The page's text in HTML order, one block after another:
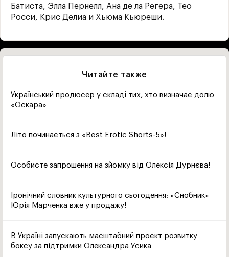
Батиста, Элла Пернелл, Ана де ла Регера, Тео
Росси, Крис Делиа и Хьюма Кьюреши.
Читайте также
Український продюсер у складі тих, хто визначає долю
«Оскара»
Літо починається з «Best Erotic Shorts-5»!
Особисте запрошення на зйомку від Олексія Дурнєва!
Іронічний словник культурного сьогодення: «Снобник»
Юрія Марченка вже у продажу!
В Україні запускають масштабний проєкт розвитку
боксу за підтримки Олександра Усика